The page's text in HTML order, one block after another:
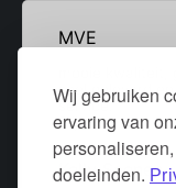
Wij gebruiken
ervaring van
doeleinden.